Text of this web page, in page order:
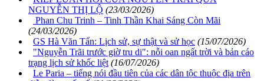
NGUYỄN THỊ LỘ (23/03/2026)
Phan Chu Trinh – Tinh Thần Khai Sáng Còn Mãi
(24/03/2026)
GS Hà Văn Tấn: Lịch sử, sự thật và sử học (15/07/2026)
"Nguyễn Trãi trước giờ tru di": nỗi oan ngất trời và bản cáo
trạng lịch sử khốc liệt (16/07/2026)
Le Paria – tiếng nói đầu tiên của các dân tộc thuộc địa trên